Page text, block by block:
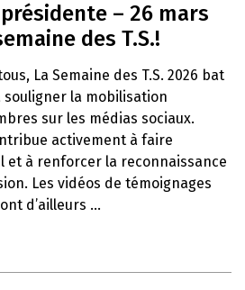
– 26 mars
des T.S.!
La Semaine des T.S. 2026 bat
la mobilisation
sur les médias sociaux.
activement à faire
et à renforcer la reconnaissance
Les vidéos de témoignages
d’ailleurs ...